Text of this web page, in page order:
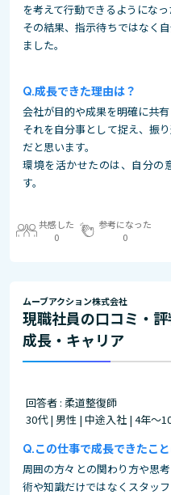
を考えて行動できるようになっ
その結果、指示待ちではなく
ました。
成長できた理由は？
会社が目的や成果を明確に共
それを自分事として捉え、振
だと思います。
環境を活かせたのは、自分の
す。
共感した
0
参考になった
0
ムーブアクション株式会社
現職社員の口コミ・評
成長・キャリア
回答者 : 柔道整復師
30代 | 男性 | 中途入社 | 4年～
この仕事で成長できたこ
周囲の方々との関わり方や思
術や知識だけではなくスタッ